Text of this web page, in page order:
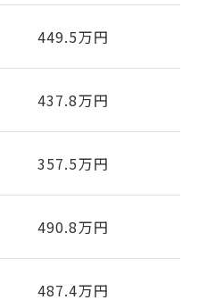
449.5万円
437.8万円
357.5万円
490.8万円
487.4万円